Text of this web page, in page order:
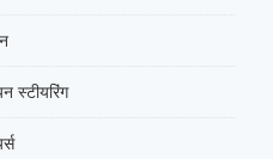
स्टीयरिंग